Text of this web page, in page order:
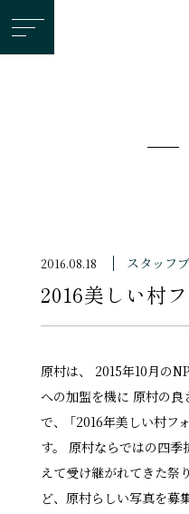
2016美しい村
2016.08.18 スタッフ
原村は、 2015年10月の
への加盟を機に 原村の
で、 ｢2016年美しい村フ
す。 原村ならではの四
えて受け継がれてきた祭
ど、原村らしい写真を募